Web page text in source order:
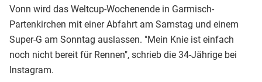
Vonn wird das Weltcup-Wochenende in Garmisch-
Partenkirchen mit einer Abfahrt am Samstag und einem
Super-G am Sonntag auslassen. "Mein Knie ist einfach
noch nicht bereit für Rennen", schrieb die 34-Jährige bei
Instagram.